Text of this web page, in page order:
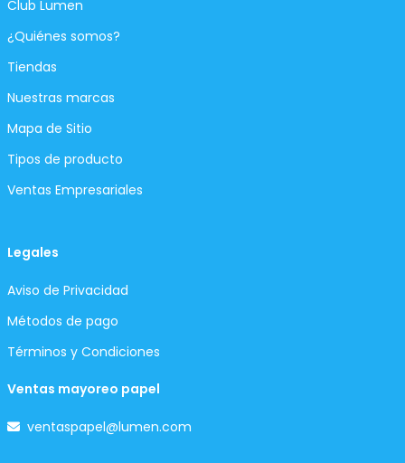
Club Lumen
¿Quiénes somos?
Tiendas
Nuestras marcas
Mapa de Sitio
Tipos de producto
Ventas Empresariales
Legales
Aviso de Privacidad
Métodos de pago
Términos y Condiciones
Ventas mayoreo papel
ventaspapel@lumen.com